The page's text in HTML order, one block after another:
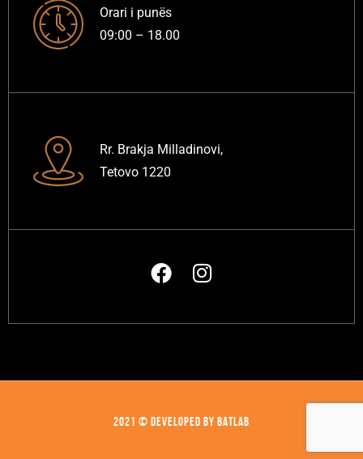
Orari i punës
09:00 – 18.00
Rr. Brakja Milladinovi,
Tetovo 1220
2021 © DEVELOPED BY BATLAB